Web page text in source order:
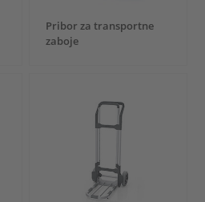
Pribor za transportne
zaboje